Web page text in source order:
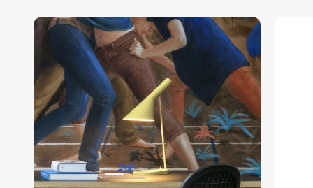
Zum
Bildgalerie
springen